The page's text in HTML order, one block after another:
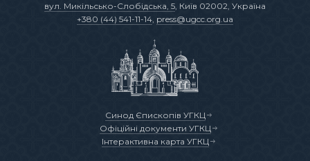
вул. Микільсько-Слобідська, 5, Київ 02002, Україна
+380 (44) 541-11-14, press@ugcc.org.ua
Синод Єпископів УГКЦ
Офіційні документи УГКЦ
Інтерактивна карта УГКЦ